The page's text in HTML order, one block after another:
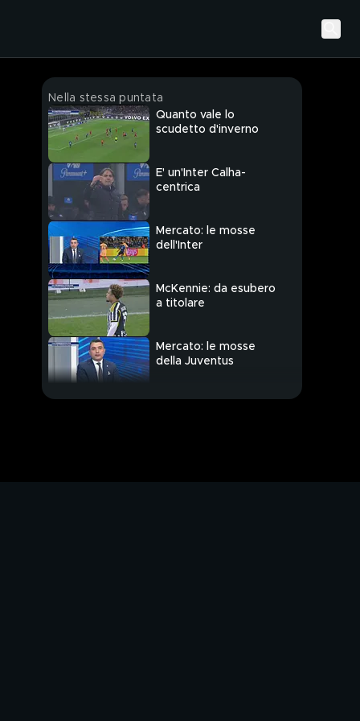
Nella stessa puntata
Quanto vale lo
scudetto d'inverno
E' un'Inter Calha-
centrica
Mercato: le mosse
dell'Inter
McKennie: da esubero
a titolare
Mercato: le mosse
della Juventus